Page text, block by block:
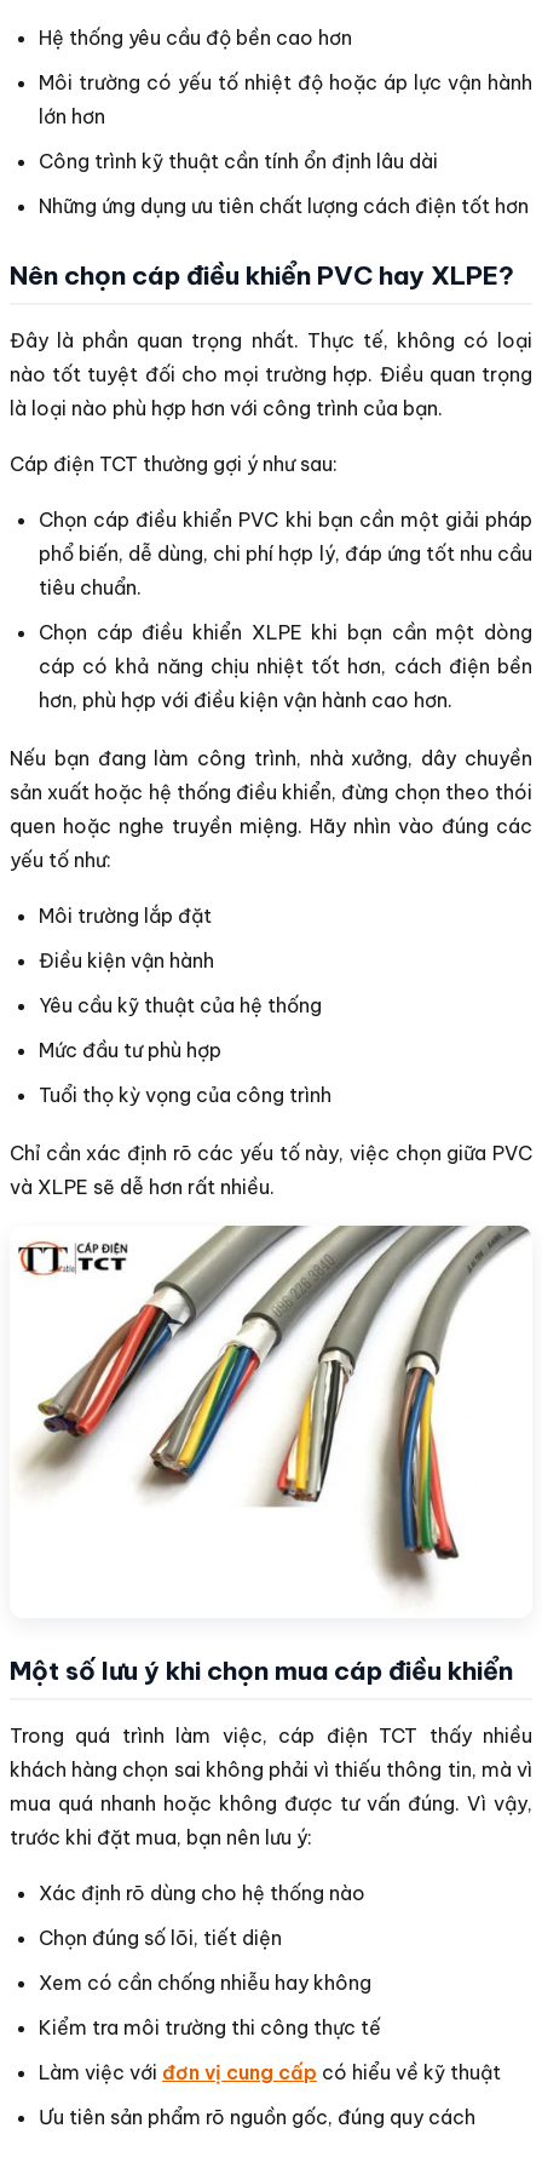
Hệ thống yêu cầu độ bền cao hơn
Môi trường có yếu tố nhiệt độ hoặc áp lực vận hành
lớn hơn
Công trình kỹ thuật cần tính ổn định lâu dài
Những ứng dụng ưu tiên chất lượng cách điện tốt hơn
Nên chọn cáp điều khiển PVC hay XLPE?
Đây là phần quan trọng nhất. Thực tế, không có loại
nào tốt tuyệt đối cho mọi trường hợp. Điều quan trọng
là loại nào phù hợp hơn với công trình của bạn.
Cáp điện TCT thường gợi ý như sau:
Chọn cáp điều khiển PVC khi bạn cần một giải pháp
phổ biến, dễ dùng, chi phí hợp lý, đáp ứng tốt nhu cầu
tiêu chuẩn.
Chọn cáp điều khiển XLPE khi bạn cần một dòng
cáp có khả năng chịu nhiệt tốt hơn, cách điện bền
hơn, phù hợp với điều kiện vận hành cao hơn.
Nếu bạn đang làm công trình, nhà xưởng, dây chuyền
sản xuất hoặc hệ thống điều khiển, đừng chọn theo thói
quen hoặc nghe truyền miệng. Hãy nhìn vào đúng các
yếu tố như:
Môi trường lắp đặt
Điều kiện vận hành
Yêu cầu kỹ thuật của hệ thống
Mức đầu tư phù hợp
Tuổi thọ kỳ vọng của công trình
Chỉ cần xác định rõ các yếu tố này, việc chọn giữa PVC
và XLPE sẽ dễ hơn rất nhiều.
Một số lưu ý khi chọn mua cáp điều khiển
Trong quá trình làm việc, cáp điện TCT thấy nhiều
khách hàng chọn sai không phải vì thiếu thông tin, mà vì
mua quá nhanh hoặc không được tư vấn đúng. Vì vậy,
trước khi đặt mua, bạn nên lưu ý:
Xác định rõ dùng cho hệ thống nào
Chọn đúng số lõi, tiết diện
Xem có cần chống nhiễu hay không
Kiểm tra môi trường thi công thực tế
Làm việc với đơn vị cung cấp có hiểu về kỹ thuật
Ưu tiên sản phẩm rõ nguồn gốc, đúng quy cách